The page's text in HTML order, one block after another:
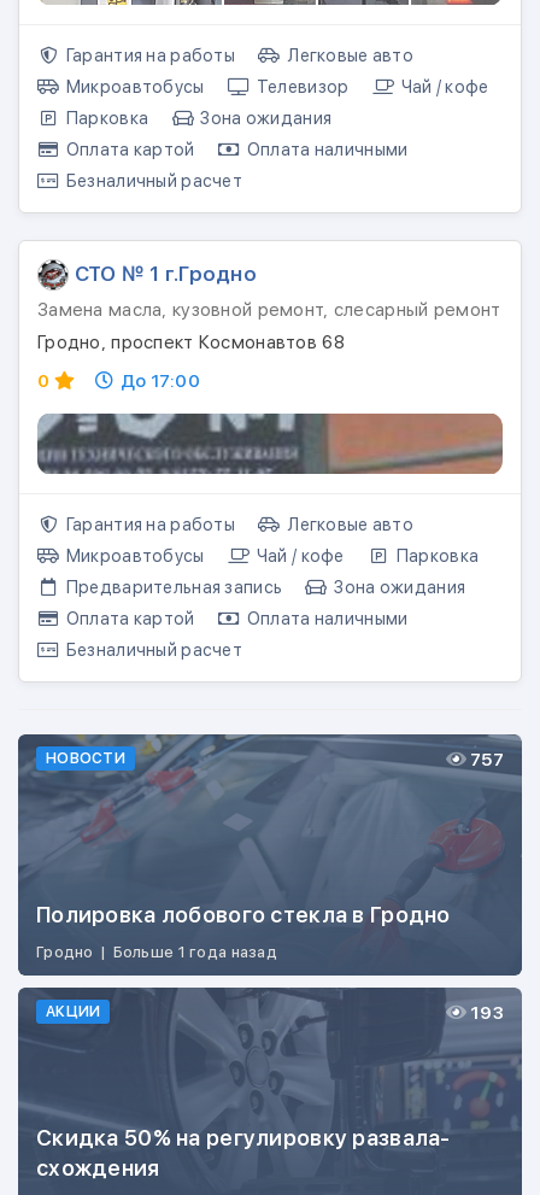
Гарантия на работы
Легковые авто
Микроавтобусы
Телевизор
Чай / кофе
Парковка
Зона ожидания
Оплата картой
Оплата наличными
Безналичный расчет
СТО № 1 г.Гродно
Замена масла, кузовной ремонт, слесарный ремонт
Гродно, проспект Космонавтов 68
0
До 17:00
Гарантия на работы
Легковые авто
Микроавтобусы
Чай / кофе
Парковка
Предварительная запись
Зона ожидания
Оплата картой
Оплата наличными
Безналичный расчет
НОВОСТИ
Полировка лобового стекла в Гродно
Гродно | Больше 1 года назад
757
АКЦИИ
Скидка 50% на регулировку развала-
схождения
193